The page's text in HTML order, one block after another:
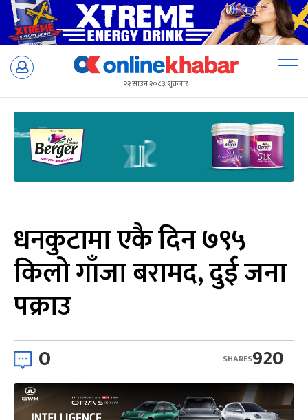
Skip
२२ साउन २०८३, शुक्रबार
धनकुटामा एकै दिन ७९५
किलो गाँजा बरामद, दुई जना
पक्राउ
0 920
SHARES